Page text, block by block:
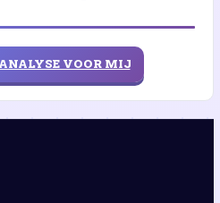
VOOR MIJ